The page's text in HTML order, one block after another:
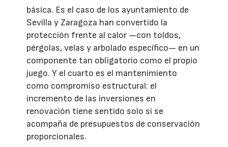
básica. Es el caso de los ayuntamiento de
Sevilla y Zaragoza han convertido la
protección frente al calor —con toldos,
pérgolas, velas y arbolado específico— en un
componente tan obligatorio como el propio
juego. Y el cuarto es el mantenimiento
como compromiso estructural: el
incremento de las inversiones en
renovación tiene sentido solo si se
acompaña de presupuestos de conservación
proporcionales.